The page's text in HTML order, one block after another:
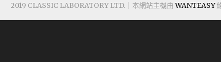
2019 CLASSIC LABORATORY LTD.｜本網站主機由WANTEASY